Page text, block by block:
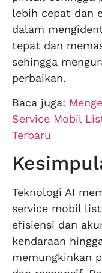
lebih cepat dan
dalam
tepat dan
sehingga
perbaikan.
Baca juga:
Service Mobil
Terbaru
Teknologi AI
service mobil
efisiensi dan
kendaraan
memungkinkan